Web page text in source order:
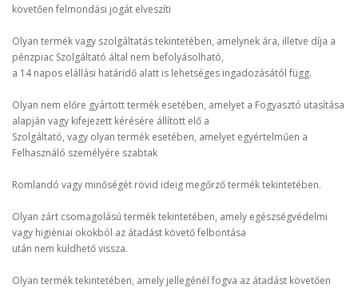
követően felmondási jogát elveszíti
Olyan termék vagy szolgáltatás tekintetében, amelynek ára, illetve díja a
pénzpiac Szolgáltató által nem befolyásolható,
a 14 napos elállási határidő alatt is lehetséges ingadozásától függ.
Olyan nem előre gyártott termék esetében, amelyet a Fogyasztó utasítása
alapján vagy kifejezett kérésére állított elő a
Szolgáltató, vagy olyan termék esetében, amelyet egyértelműen a
Felhasználó személyére szabtak
Romlandó vagy minőségét rövid ideig megőrző termék tekintetében.
Olyan zárt csomagolású termék tekintetében, amely egészségvédelmi
vagy higiéniai okokból az átadást követő felbontása
után nem küldhető vissza.
Olyan termék tekintetében, amely jellegénél fogva az átadást követően